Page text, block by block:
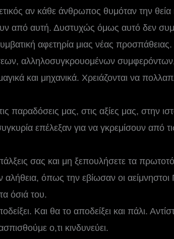
αν κάθε άνθρωπος θυμόταν την
από αυτή. Δυστυχώς όμως αυτό δεν
αφετηρία μιας νέας
αλληλοσυγκρουομένων συμφερόντων,
και μηχανικά. Χρειάζονται να
παραδόσεις μας, στις αξίες μας, στην
επέλεξαν για να γκρεμίσουν από
σας και μη ξεπουλήσετε τα
αλήθεια, όπως την εβίωσαν οι
όσιά του.
Και θα το αποδείξει και πάλι.
ο,τι κινδυνεύει.